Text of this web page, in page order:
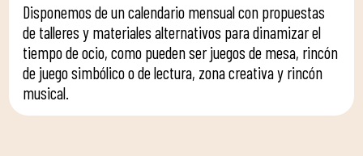
Disponemos de un calendario mensual con propuestas
de talleres y materiales alternativos para dinamizar el
tiempo de ocio, como pueden ser juegos de mesa, rincón
de juego simbólico o de lectura, zona creativa y rincón
musical.​